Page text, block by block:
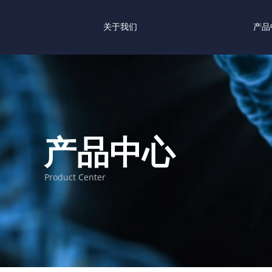
关于我们 产
产品中心
Product Center